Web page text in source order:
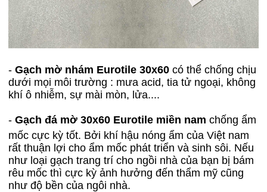
-Gạch mờ nhám Eurotile 30x60có thể chống chịu
dưới mọi môi trường : mưa acid, tia tử ngoại, không
khí ô nhiễm, sự mài mòn, lửa....
-Gạch đá mờ 30x60 Eurotile miền nam chống ẩm
mốc cực kỳ tốt. Bởi khí hậu nóng ẩm của Việt nam
rất thuận lợi cho ẩm mốc phát triển và sinh sôi. Nếu
như loại gạch trang trí cho ngồi nhà của bạn bị bám
rêu mốc thì cực kỳ ảnh hưởng đến thẩm mỹ cũng
như độ bền của ngôi nhà.